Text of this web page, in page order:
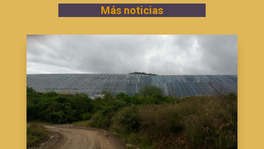
Más noticias